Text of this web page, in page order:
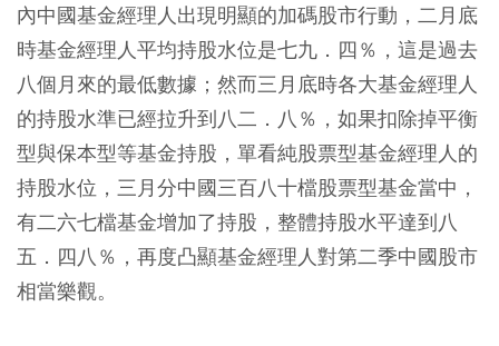
內中國基金經理人出現明顯的加碼股市行動，二月底
時基金經理人平均持股水位是七九．四％，這是過去
八個月來的最低數據；然而三月底時各大基金經理人
的持股水準已經拉升到八二．八％，如果扣除掉平衡
型與保本型等基金持股，單看純股票型基金經理人的
持股水位，三月分中國三百八十檔股票型基金當中，
有二六七檔基金增加了持股，整體持股水平達到八
五．四八％，再度凸顯基金經理人對第二季中國股市
相當樂觀。